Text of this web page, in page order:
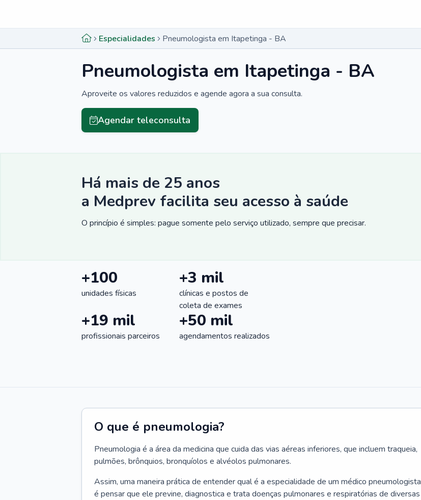
Especialidades Pneumologista em Itapetinga - BA
Pneumologista em Itapetinga - BA
Aproveite os valores reduzidos e agende agora a sua consulta.
Agendar teleconsulta
Há mais de 25 anos
a Medprev facilita seu acesso à saúde
O princípio é simples: pague somente pelo serviço utilizado, sempre que precisar.
+100
unidades físicas
+3 mil
clínicas e postos de
coleta de exames
+19 mil
profissionais parceiros
+50 mil
agendamentos realizados
O que é pneumologia?
Pneumologia é a área da medicina que cuida das vias aéreas inferiores, que incluem traqueia,
pulmões, brônquios, bronquíolos e alvéolos pulmonares.
Assim, uma maneira prática de entender qual é a especialidade de um médico pneumologista
é pensar que ele previne, diagnostica e trata doenças pulmonares e respiratórias de diversas